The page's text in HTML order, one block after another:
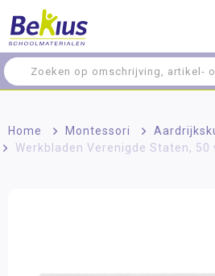
Home > Montessori >
Werkbladen Verenigde Staten, 50